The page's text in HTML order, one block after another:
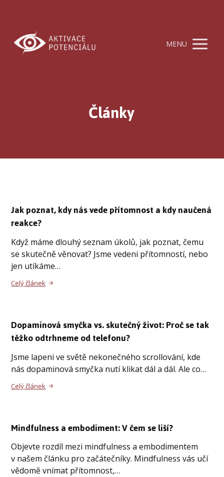
MENU
Články
Jak poznat, kdy nás vede přítomnost a kdy naučená
reakce?
Když máme dlouhý seznam úkolů, jak poznat, čemu
se skutečně věnovat? Jsme vedeni přítomností, nebo
jen utíkáme…
Celý článek
Dopaminová smyčka vs. skutečný život: Proč se tak
těžko odtrhneme od telefonu?
Jsme lapeni ve světě nekonečného scrollování, kde
nás dopaminová smyčka nutí klikat dál a dál. Ale co…
Celý článek
Mindfulness a embodiment: V čem se liší?
Objevte rozdíl mezi mindfulness a embodimentem
v našem článku pro začátečníky. Mindfulness vás učí
vědomě vnímat přítomnost,…